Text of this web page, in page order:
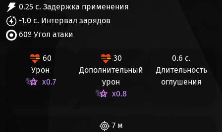
0.25 с. Задержка применения
-1.0 с. Интервал зарядов
60º Угол атаки
60
Урон
x0.7
30
Дополнительный
урон
x0.8
0.6 с.
Длительность
оглушения
7 м